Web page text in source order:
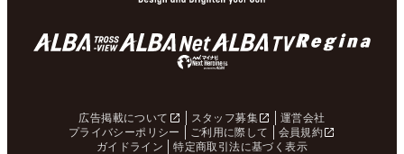
広告掲載について スタッフ募集
運営会社
プライバシーポリシー
ご利用に際して
会員規約
ガイドライン
特定商取引法に基づく表示